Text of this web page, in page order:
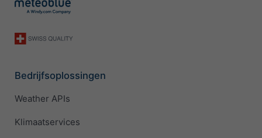
Bedrijfsoplossingen
Weather APIs
Klimaatservices